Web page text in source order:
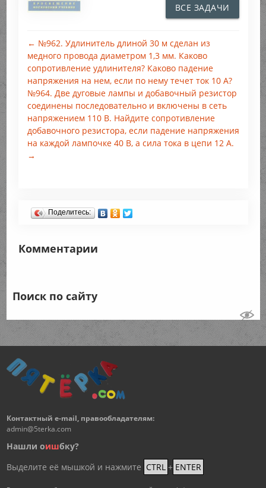
ВСЕ ЗАДАЧИ
← №962. Удлинитель длиной 30 м сделан из
медного провода диаметром 1,3 мм. Каково
сопротивление удлинителя? Каково падение
напряжения на нем, если по нему течет ток 10 А?
№964. Две дуговые лампы и добавочный резистор
соединены последовательно и включены в сеть
напряжением 110 В. Найдите сопротивление
добавочного резистора, если падение напряжения
на каждой лампочке 40 В, а сила тока в цепи 12 А.
→
Поделитесь:
Комментарии
Поиск по сайту
Контактный e-mail, правообладателям:
admin@5terka.com
Нашли оишбку?
Выделите её мышкой и нажмите CTRL + ENTER